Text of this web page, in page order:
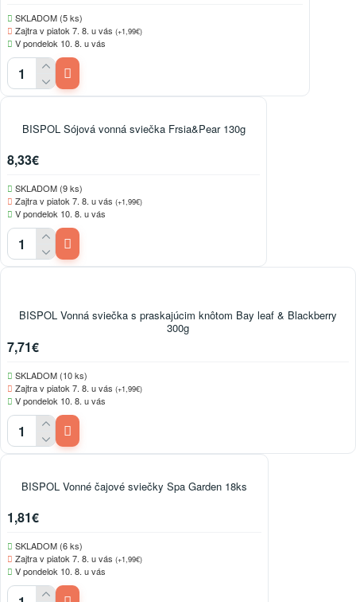
SKLADOM (5 ks)
Zajtra v piatok 7. 8. u vás (+1,99€)
V pondelok 10. 8. u vás
BISPOL Sójová vonná sviečka Frsia&Pear 130g
8,33€
SKLADOM (9 ks)
Zajtra v piatok 7. 8. u vás (+1,99€)
V pondelok 10. 8. u vás
BISPOL Vonná sviečka s praskajúcim knôtom Bay leaf & Blackberry
300g
7,71€
SKLADOM (10 ks)
Zajtra v piatok 7. 8. u vás (+1,99€)
V pondelok 10. 8. u vás
BISPOL Vonné čajové sviečky Spa Garden 18ks
1,81€
SKLADOM (6 ks)
Zajtra v piatok 7. 8. u vás (+1,99€)
V pondelok 10. 8. u vás